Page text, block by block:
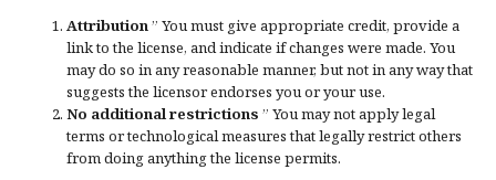
Attribution” You must give appropriate credit, provide a
link to the license, andindicate if changes were made. You
may do so in any reasonable manner, but not in any way that
suggests the licensor endorses you or your use.
No additional restrictions ” You may not apply legal
terms ortechnological measuresthat legally restrict others
from doing anything the license permits.